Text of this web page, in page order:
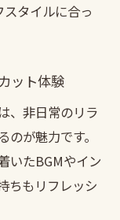
タイルに合っ
ット体験
、非日常のリラ
が魅力です。
いたBGMやイン
ちもリフレッシ